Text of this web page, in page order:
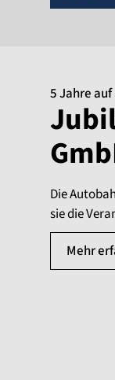
5 Jahre
Die
sie die
Mehr